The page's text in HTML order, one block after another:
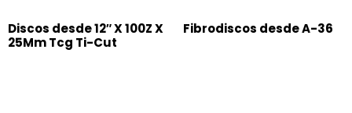
Discos desde 12″ X 100Z X
25Mm Tcg Ti-Cut
Fibrodiscos desde A-36